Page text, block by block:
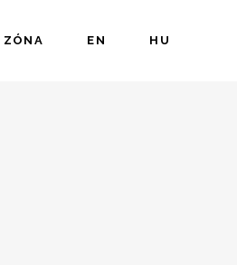
ZÓNA EN HU